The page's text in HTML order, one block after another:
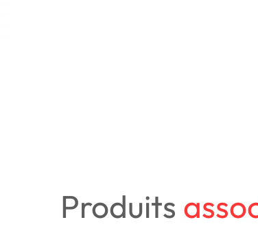
Produits